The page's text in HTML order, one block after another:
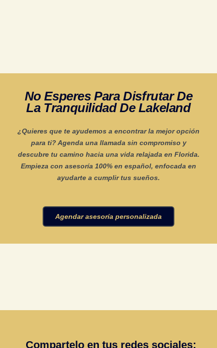
No Esperes Para Disfrutar De
La Tranquilidad De Lakeland
¿Quieres que te ayudemos a encontrar la mejor opción
para ti? Agenda una llamada sin compromiso y
descubre tu camino hacia una vida relajada en Florida.
Empieza con asesoría 100% en español, enfocada en
ayudarte a cumplir tus sueños.
Agendar asesoría personalizada
Compartelo en tus redes sociales: